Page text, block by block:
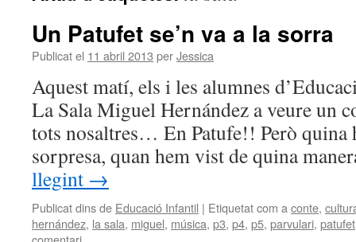
Un Patufet se’n va a la sorra
Publicat el 11 abril 2013 perJessica
Aquest matí, els i les alumnes
La Sala Miguel Hernández a veure un
tots nosaltres… En Patufe!! Però quina
sorpresa, quan hem vist de quina
llegint →
Publicat dins de Educació Infantil | Etiquetat com a conte,
hernández, la sala, miguel, música, p3, p4, p5, parvulari, patufet